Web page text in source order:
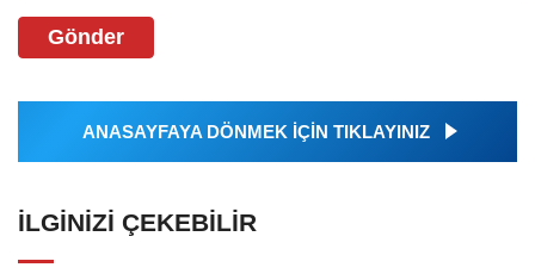
Gönder
ANASAYFAYA DÖNMEK İÇİN TIKLAYINIZ
İLGINIZI ÇEKEBILIR